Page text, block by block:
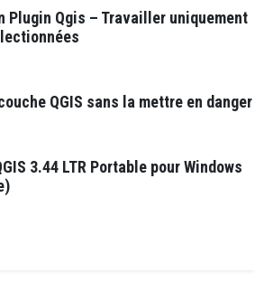
Plugin Qgis – Travailler uniquement
QGIS sans la mettre en danger
3.44 LTR Portable pour Windows